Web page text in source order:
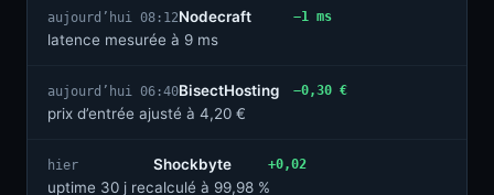
aujourd’hui 08:12Nodecraft
latence mesurée à 9 ms
−1 ms
aujourd’hui 06:40BisectHosting
prix d’entrée ajusté à 4,20 €
−0,30 €
hier
Shockbyte
uptime 30 j recalculé à 99,98 %
+0,02